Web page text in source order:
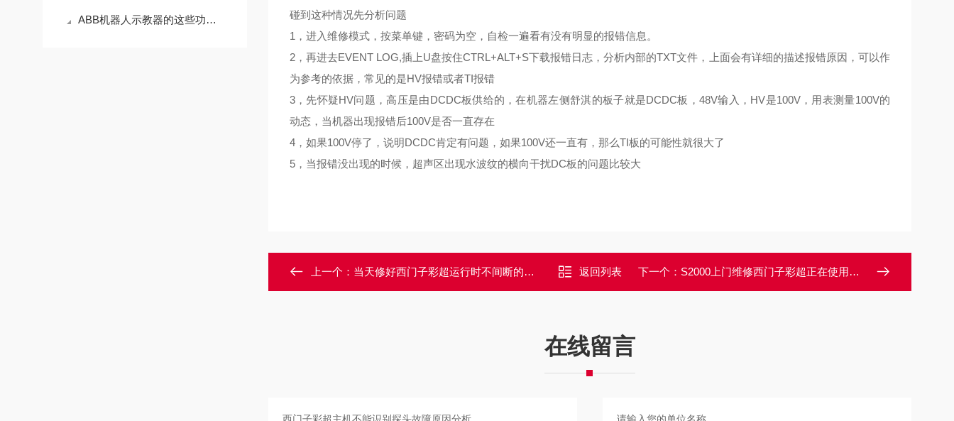
ABB机器人示教器的这些功能，不可不知
碰到这种情况先分析问题
1，进入维修模式，按菜单键，密码为空，自检一遍看有没有明显的报错信息。
2，再进去EVENT LOG,插上U盘按住CTRL+ALT+S下载报错日志，分析内部的TXT文件，上面会有详细的描述报错原因，可以作
为参考的依据，常见的是HV报错或者TI报错
3，先怀疑HV问题，高压是由DCDC板供给的，在机器左侧舒淇的板子就是DCDC板，48V输入，HV是100V，用表测量100V的
动态，当机器出现报错后100V是否一直存在
4，如果100V停了，说明DCDC肯定有问题，如果100V还一直有，那么TI板的可能性就很大了
5，当报错没出现的时候，超声区出现水波纹的横向干扰DC板的问题比较大
上一个： 当天修好西门子彩超运行时不间断的掉电关机解决方法 返回列表 下一个： S2000上门维修西门子彩超正在使用时出现关机死机维修技巧
在线留言